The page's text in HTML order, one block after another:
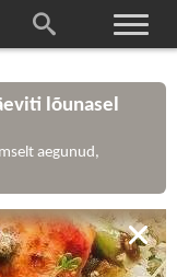
lõunasel
aegunud,